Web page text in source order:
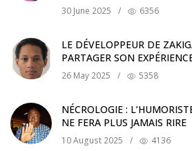
30 June 2025 / 6356
LE DÉVELOPPEUR DE
PARTAGER SON
26 May 2025 / 5358
NÉCROLOGIE :
NE FERA PLUS JAMAIS RIRE
10 August 2025 / 4136